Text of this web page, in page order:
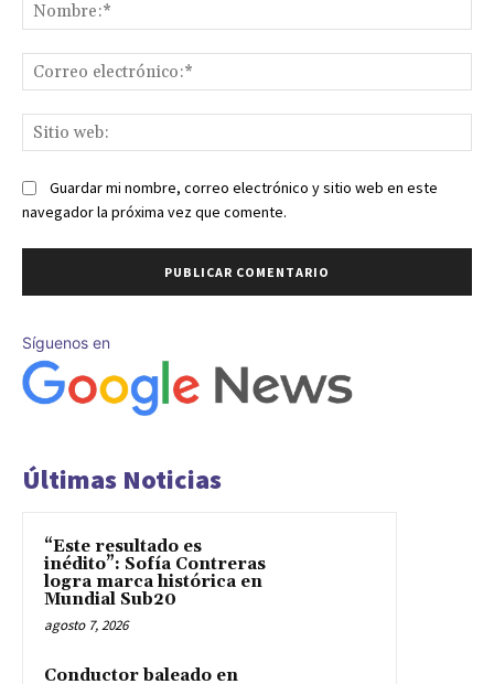
Guardar mi nombre, correo electrónico y sitio web en este
navegador la próxima vez que comente.
Síguenos en
Últimas Noticias
“Este resultado es
inédito”: Sofía Contreras
logra marca histórica en
Mundial Sub20
agosto 7, 2026
Conductor baleado en